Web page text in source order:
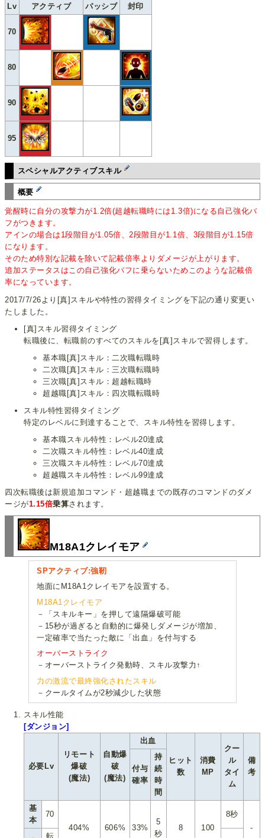
Lv
アクティブ パッシブ 封印
70
80
90
95
スペシャルアクティブスキル
概要
覚醒時に自分の攻撃力が1.2倍(超越転職時には1.3倍)になる自己強化バ
フがつきます。
アインの場合は1段階目が1.05倍、2段階目が1.1倍、3段階目が1.15倍
になります。
そのため特別な記載を除いて記載倍率よりダメージが上がります。
追加ステータスはこの自己強化バフに乗らないためこのような記載倍
率になっています。
2017/7/26より[真]スキルや特性の習得タイミングを下記の通り変更い
たしました。
[真]スキル習得タイミング
転職後に、転職前のすべてのスキルを[真]スキルで習得します。
基本職[真]スキル：二次職転職時
二次職[真]スキル：三次職転職時
三次職[真]スキル：超越転職時
超越職[真]スキル：四次職転職時
スキル特性習得タイミング
特定のレベルに到達することで、スキル特性を習得します。
基本職スキル特性：レベル20達成
二次職スキル特性：レベル40達成
三次職スキル特性：レベル70達成
超越職スキル特性：レベル99達成
四次転職後は新規追加コマンド・超越職までの既存のコマンドのダメ
ージが1.15倍乗算されます。
M18A1クレイモア
SPアクティブ:強靭
地面にM18A1クレイモアを設置する。
M18A1クレイモア
－「スキルキー」を押して遠隔爆破可能
－15秒が過ぎると自動的に爆発しダメージが増加、
一定確率で当たった敵に「出血」を付与する
オーバーストライク
－オーバーストライク発動時、スキル攻撃力↑
力の激流で最終強化されたスキル
－クールタイムが2秒減少した状態
スキル性能
[ダンジョン]
必要Lv
リモート
爆破
(魔法)
自動爆
破
(魔法)
出血
ヒット
数
消費
MP
クー
ル
タイ
ム
備
考
付与
確率
持
続
時
間
基
本
70
404%
606% 33%
5
秒
8 100
8秒
-
転